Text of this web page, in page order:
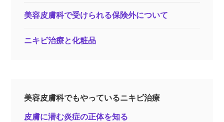
美容皮膚科で受けられる保険外について
ニキビ治療と化粧品
美容皮膚科でもやっているニキビ治療
皮膚に潜む炎症の正体を知る